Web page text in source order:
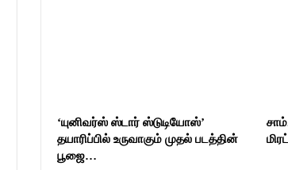
‘யுனிவர்ஸ் ஸ்டார் ஸ்டுடியோஸ்’
தயாரிப்பில் உருவாகும் முதல் படத்தின்
பூஜை…